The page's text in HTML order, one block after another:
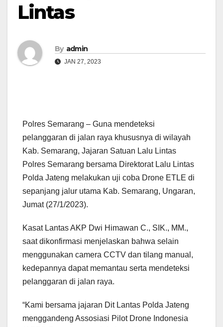
Lintas
By admin
JAN 27, 2023
Polres Semarang – Guna mendeteksi
pelanggaran di jalan raya khususnya di wilayah
Kab. Semarang, Jajaran Satuan Lalu Lintas
Polres Semarang bersama Direktorat Lalu Lintas
Polda Jateng melakukan uji coba Drone ETLE di
sepanjang jalur utama Kab. Semarang, Ungaran,
Jumat (27/1/2023).
Kasat Lantas AKP Dwi Himawan C., SIK., MM.,
saat dikonfirmasi menjelaskan bahwa selain
menggunakan camera CCTV dan tilang manual,
kedepannya dapat memantau serta mendeteksi
pelanggaran di jalan raya.
“Kami bersama jajaran Dit Lantas Polda Jateng
menggandeng Assosiasi Pilot Drone Indonesia